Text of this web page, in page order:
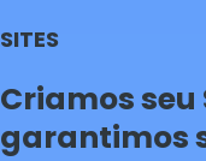
SITES
Criamos
garantimos